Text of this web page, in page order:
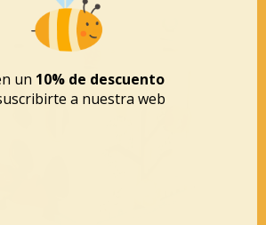
un 10% de descuento
a nuestra web